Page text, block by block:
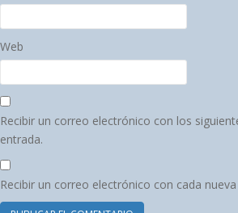
Web
Recibir un correo electrónico con los
entrada.
Recibir un correo electrónico con cada